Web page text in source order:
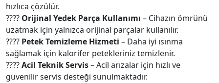
hızlıca çözülür.
???? Orijinal Yedek Parça Kullanımı – Cihazın ömrünü
uzatmak için yalnızca orijinal parçalar kullanılır.
???? Petek Temizleme Hizmeti – Daha iyi ısınma
sağlamak için kalorifer petekleriniz temizlenir.
????Acil Teknik Servis– Acil arızalar için hızlı ve
güvenilir servis desteği sunulmaktadır.